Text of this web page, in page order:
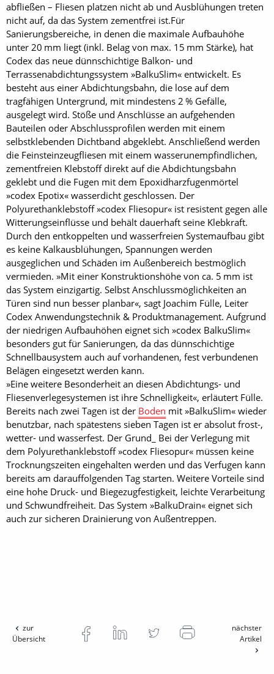
abfließen – Fliesen platzen nicht ab und Ausblühungen treten
nicht auf, da das System zementfrei ist.Für
Sanierungsbereiche, in denen die maximale Aufbauhöhe
unter 20 mm liegt (inkl. Belag von max. 15 mm Stärke), hat
Codex das neue dünnschichtige Balkon- und
Terrassenabdichtungssystem »BalkuSlim« entwickelt. Es
besteht aus einer Abdichtungsbahn, die lose auf dem
tragfähigen Untergrund, mit mindestens 2 % Gefälle,
ausgelegt wird. Stöße und Anschlüsse an aufgehenden
Bauteilen oder Abschlussprofilen werden mit einem
selbstklebenden Dichtband abgeklebt. Anschließend werden
die Feinsteinzeugfliesen mit einem wasserunempfindlichen,
zementfreien Klebstoff direkt auf die Abdichtungsbahn
geklebt und die Fugen mit dem Epoxidharzfugenmörtel
»codex Epotix« wasserdicht geschlossen. Der
Polyurethanklebstoff »codex Fliesopur« ist resistent gegen alle
Witterungseinflüsse und behält dauerhaft seine Klebkraft.
Durch den entkoppelten und wasserfreien Systemaufbau gibt
es keine Kalkausblühungen, Spannungen werden
ausgeglichen und Schäden im Außenbereich bestmöglich
vermieden. »Mit einer Konstruktionshöhe von ca. 5 mm ist
das System einzigartig. Selbst Anschlussmöglichkeiten an
Türen sind nun besser planbar«, sagt Joachim Fülle, Leiter
Codex Anwendungstechnik & Produktmanagement. Aufgrund
der niedrigen Aufbauhöhen eignet sich »codex BalkuSlim«
besonders gut für Sanierungen, da das dünnschichtige
Schnellbausystem auch auf vorhandenen, fest verbundenen
Belägen eingesetzt werden kann.
»Eine weitere Besonderheit an diesen Abdichtungs- und
Fliesenverlegesystemen ist ihre Schnelligkeit«, erläutert Fülle.
Bereits nach zwei Tagen ist der Boden mit »BalkuSlim« wieder
benutzbar, nach spätestens sieben Tagen ist er absolut frost-,
wetter- und wasserfest. Der Grund_ Bei der Verlegung mit
dem Polyurethanklebstoff »codex Fliesopur« müssen keine
Trocknungszeiten eingehalten werden und das Verfugen kann
bereits am darauffolgenden Tag starten. Weitere Vorteile sind
eine hohe Druck- und Biegezugfestigkeit, leichte Verarbeitung
und Schwundfreiheit. Das System »BalkuDrain« eignet sich
auch zur sicheren Drainierung von Außentreppen.
zur
Übersicht
nächster
Artikel